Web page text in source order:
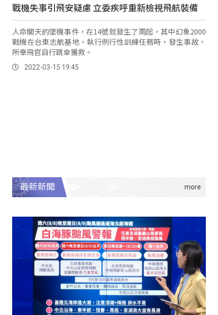
戰機失事引飛安疑慮 立委疾呼重新檢視飛航裝備
人命關天的墜機事件，在14號就發生了兩起，其中幻象2000
戰機在台東志航基地，執行例行性訓練任務時，發生事故，
所幸飛官自行跳傘獲救。
2022-03-15 19:45
最新新聞